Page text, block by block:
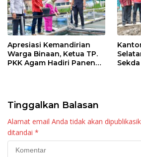
Apresiasi Kemandirian
Warga Binaan, Ketua TP.
PKK Agam Hadiri Panen
Tinggalkan Balasan
Alamat email Anda tidak akan
ditandai *